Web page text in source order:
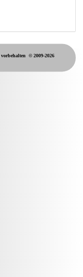
vorbehalten © 2009-2026